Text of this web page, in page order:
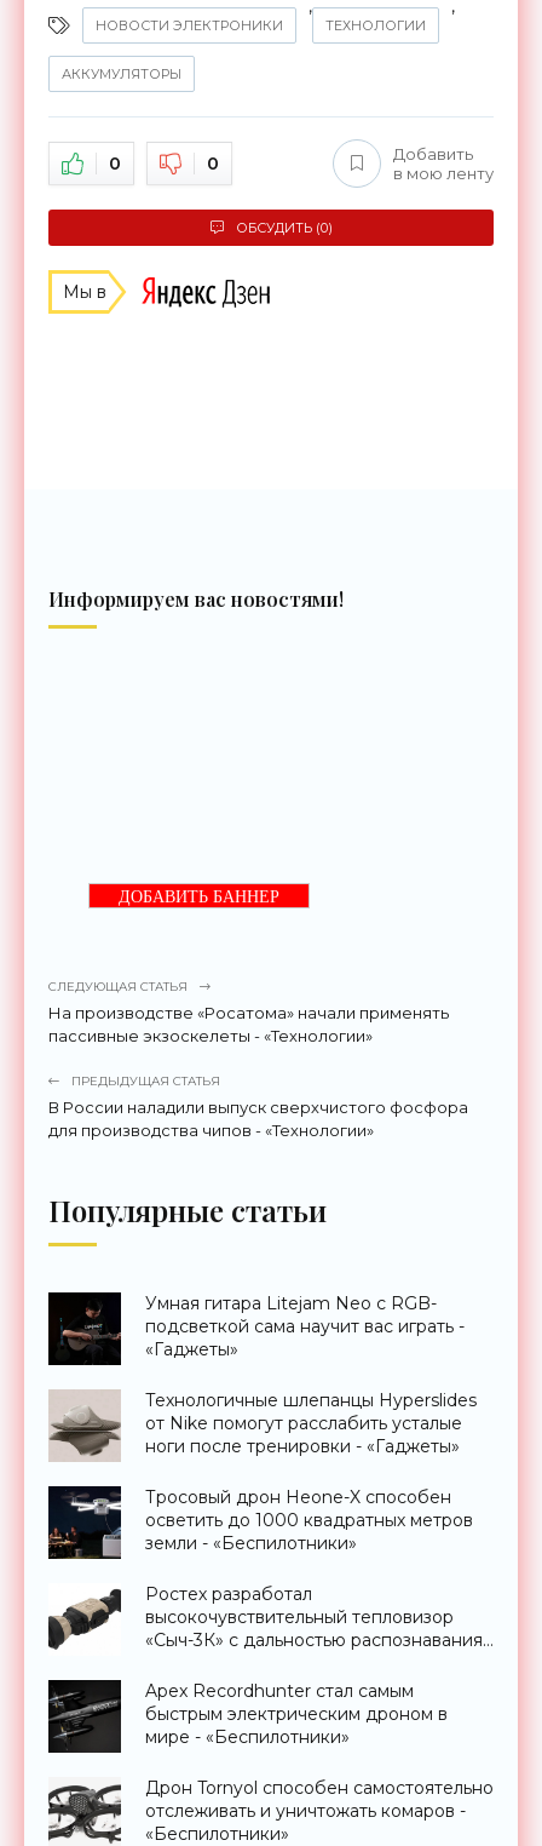
НОВОСТИ ЭЛЕКТРОНИКИ
,
ТЕХНОЛОГИИ
,
АККУМУЛЯТОРЫ
0 0
Добавить
в мою ленту
ОБСУДИТЬ (0)
Мы в
Информируем вас новостями!
ДОБАВИТЬ БАННЕР
СЛЕДУЮЩАЯ СТАТЬЯ
На производстве «Росатома» начали применять
пассивные экзоскелеты - «Технологии»
ПРЕДЫДУЩАЯ СТАТЬЯ
В России наладили выпуск сверхчистого фосфора
для производства чипов - «Технологии»
Популярные статьи
Умная гитара Litejam Neo с RGB-
подсветкой сама научит вас играть -
«Гаджеты»
Технологичные шлепанцы Hyperslides
от Nike помогут расслабить усталые
ноги после тренировки - «Гаджеты»
Тросовый дрон Heone-X способен
осветить до 1000 квадратных метров
земли - «Беспилотники»
Ростех разработал
высокочувствительный тепловизор
«Сыч-3К» с дальностью распознавания
Apex Recordhunter стал самым
быстрым электрическим дроном в
мире - «Беспилотники»
Дрон Tornyol способен самостоятельно
отслеживать и уничтожать комаров -
«Беспилотники»